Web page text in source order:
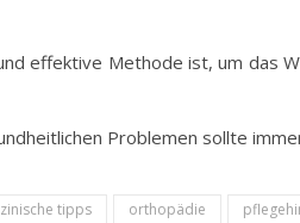
effektive Methode ist, um das
Problemen sollte
tipps orthopädie